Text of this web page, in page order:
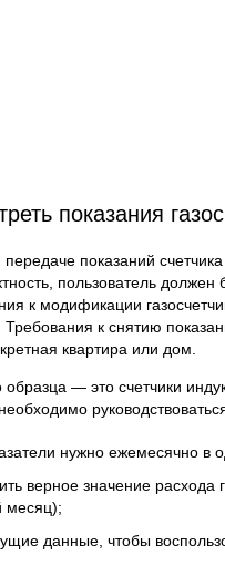
показания
показаний
пользователь должен
к модификации
к снятию
квартира или дом.
образца — это счетчики
нужно ежемесячно в
верное значение
месяц);
данные, чтобы